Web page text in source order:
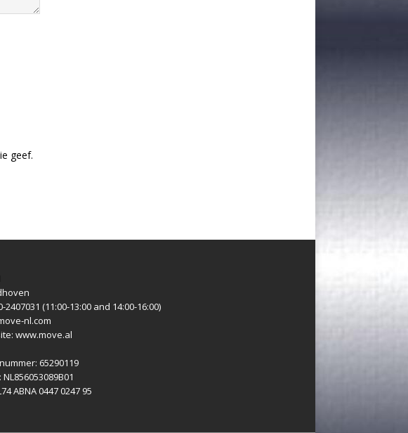
geef.
(11:00-13:00 and 14:00-16:00)
nl.com
www.move.al
65290119
ABNA 0447 0247 95